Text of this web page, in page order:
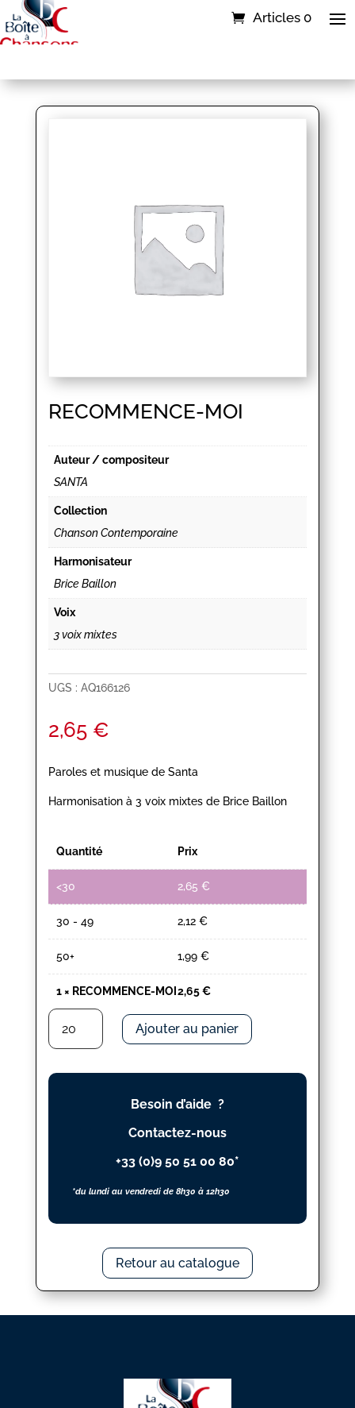
Articles 0
RECOMMENCE-MOI
Auteur / compositeur
SANTA
Collection
Chanson Contemporaine
Harmonisateur
Brice Baillon
Voix
3 voix mixtes
UGS : AQ166126
2,65 €
Paroles et musique de Santa
Harmonisation à 3 voix mixtes de Brice Baillon
Quantité Prix
<30 2,65 €
30 - 49 2,12 €
50+ 1,99 €
1× RECOMMENCE-MOI 2,65€
quantité
RECOMMENCE-
MOI
Ajouter au panier
Besoin d’aide ?
Contactez-nous
+33 (0)9 50 51 00 80*
*du lundi au vendredi de 8h30 à 12h30
Retour au catalogue